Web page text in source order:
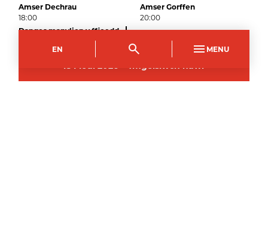
EN MENU
Amser Dechrau
18:00
Amser Gorffen
20:00
Dangos manylion y ffioedd